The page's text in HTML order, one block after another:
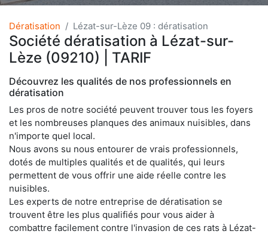
Dératisation Lézat-sur-Lèze 09 : dératisation
Société dératisation à Lézat-sur-
Lèze (09210) | TARIF
Découvrez les qualités de nos professionnels en
dératisation
Les pros de notre société peuvent trouver tous les foyers
et les nombreuses planques des animaux nuisibles, dans
n'importe quel local.
Nous avons su nous entourer de vrais professionnels,
dotés de multiples qualités et de qualités, qui leurs
permettent de vous offrir une aide réelle contre les
nuisibles.
Les experts de notre entreprise de dératisation se
trouvent être les plus qualifiés pour vous aider à
combattre facilement contre l'invasion de ces rats à Lézat-